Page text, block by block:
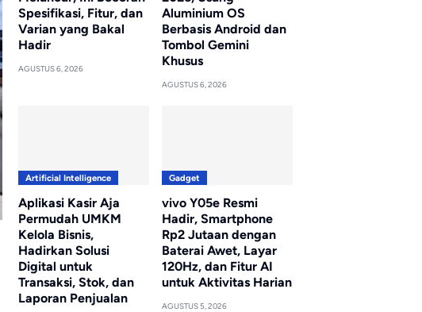
Spesifikasi, Fitur, dan
Varian yang Bakal
Hadir
AGUSTUS 6, 2026
Aluminium OS
Berbasis Android dan
Tombol Gemini
Khusus
AGUSTUS 6, 2026
Artificial Intelligence
Aplikasi Kasir Aja
Permudah UMKM
Kelola Bisnis,
Hadirkan Solusi
Digital untuk
Transaksi, Stok, dan
Laporan Penjualan
Gadget
vivo Y05e Resmi
Hadir, Smartphone
Rp2 Jutaan dengan
Baterai Awet, Layar
120Hz, dan Fitur AI
untuk Aktivitas Harian
AGUSTUS 5, 2026